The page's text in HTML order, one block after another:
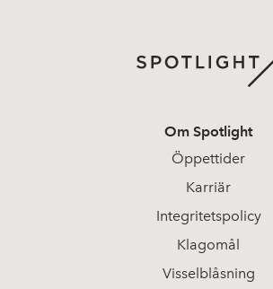
Om Spotlight
Öppettider
Karriär
Integritetspolicy
Klagomål
Visselblåsning